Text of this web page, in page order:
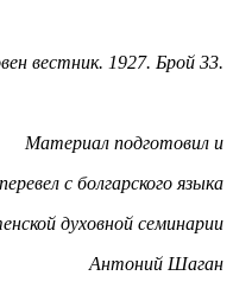
вестник. 1927. Брой 33.
Материал подготовил и
перевел с болгарского языка
духовной семинарии
Антоний Шаган